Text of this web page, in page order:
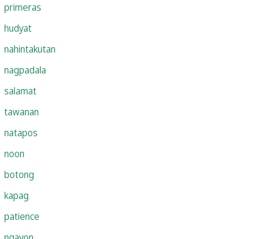
primeras
hudyat
nahintakutan
nagpadala
salamat
tawanan
natapos
noon
botong
kapag
patience